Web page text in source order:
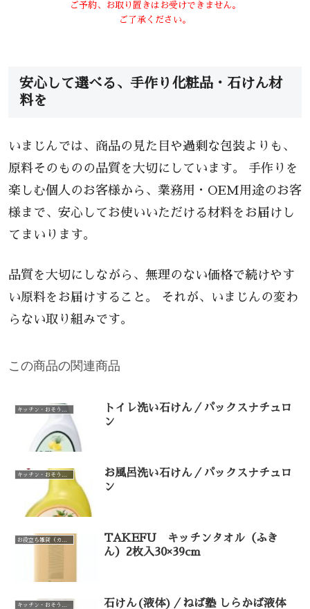
ご予約、お取り置きはお受けできません。
ご了承ください。
安心して選べる、手作り化粧品・石けん材
料を
いまじんでは、商品の見た目や過剰な包装よりも、
原料そのものの品質を大切にしています。 手作りを
楽しむ個人のお客様から、業務用・OEM用途のお客
様まで、安心してお使いいただける材料をお届けし
てまいります。
品質を大切にしながら、無理のない価格で続けやす
い原料をお届けすること。 それが、いまじんの変わ
らない取り組みです。
この商品の関連商品
トイレ洗い石けん／パックスナチュロ
ン
お風呂洗い石けん／パックスナチュロ
ン
TAKEFU キッチンタオル（ふき
ん）2枚入30×39cm
石けん(液体)／ねば塾 しらかば液体